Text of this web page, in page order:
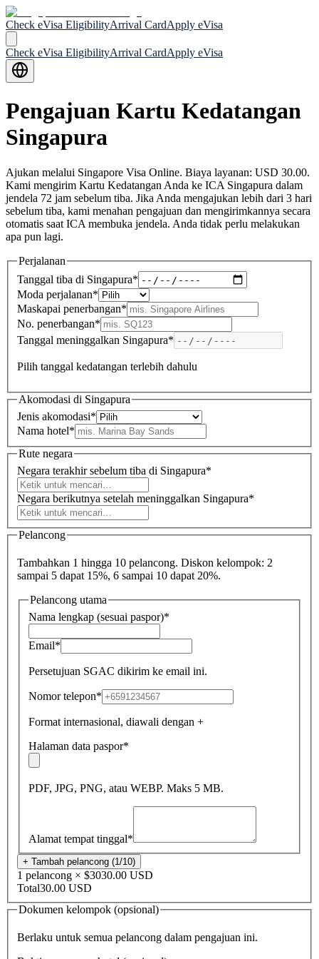
Check eVisa EligibilityArrival CardApply eVisa
Check eVisa EligibilityArrival CardApply eVisa
Pengajuan Kartu Kedatangan
Singapura
Ajukan melalui Singapore Visa Online. Biaya layanan: USD 30.00.
Kami mengirim Kartu Kedatangan Anda ke ICA Singapura dalam
jendela 72 jam sebelum tiba. Jika Anda mengajukan lebih dari 3 hari
sebelum tiba, kami menahan pengajuan dan mengirimkannya secara
otomatis saat ICA membuka jendela. Anda tidak perlu melakukan
apa pun lagi.
Perjalanan
Tanggal tiba di Singapura*
Moda perjalanan*
Maskapai penerbangan*
No. penerbangan*
Tanggal meninggalkan Singapura*
Pilih tanggal kedatangan terlebih dahulu
Akomodasi di Singapura
Jenis akomodasi*
Nama hotel*
Rute negara
Negara terakhir sebelum tiba di Singapura*
Negara berikutnya setelah meninggalkan Singapura*
Pelancong
Tambahkan 1 hingga 10 pelancong. Diskon kelompok: 2
sampai 5 dapat 15%, 6 sampai 10 dapat 20%.
Pelancong utama
Nama lengkap (sesuai paspor)*
Email*
Persetujuan SGAC dikirim ke email ini.
Nomor telepon*
Format internasional, diawali dengan +
Halaman data paspor*
PDF, JPG, PNG, atau WEBP. Maks 5 MB.
Alamat tempat tinggal*
+ Tambah pelancong (1/10)
1 pelancong × $3030.00 USD
Total30.00 USD
Dokumen kelompok (opsional)
Berlaku untuk semua pelancong dalam pengajuan ini.